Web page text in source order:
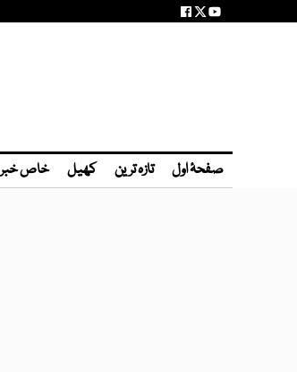
صفحۂ اول تازہ ترین کھیل خاص